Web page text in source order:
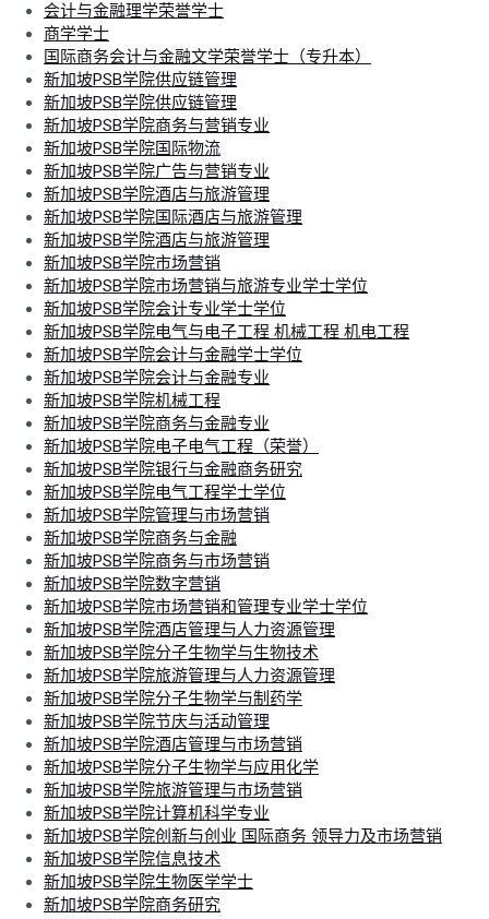
会计与金融理学荣誉学士
商学学士
国际商务会计与金融文学荣誉学士（专升本）
新加坡PSB学院供应链管理
新加坡PSB学院供应链管理
新加坡PSB学院商务与营销专业
新加坡PSB学院国际物流
新加坡PSB学院广告与营销专业
新加坡PSB学院酒店与旅游管理
新加坡PSB学院国际酒店与旅游管理
新加坡PSB学院酒店与旅游管理
新加坡PSB学院市场营销
新加坡PSB学院市场营销与旅游专业学士学位
新加坡PSB学院会计专业学士学位
新加坡PSB学院电气与电子工程 机械工程 机电工程
新加坡PSB学院会计与金融学士学位
新加坡PSB学院会计与金融专业
新加坡PSB学院机械工程
新加坡PSB学院商务与金融专业
新加坡PSB学院电子电气工程（荣誉）
新加坡PSB学院银行与金融商务研究
新加坡PSB学院电气工程学士学位
新加坡PSB学院管理与市场营销
新加坡PSB学院商务与金融
新加坡PSB学院商务与市场营销
新加坡PSB学院数字营销
新加坡PSB学院市场营销和管理专业学士学位
新加坡PSB学院酒店管理与人力资源管理
新加坡PSB学院分子生物学与生物技术
新加坡PSB学院旅游管理与人力资源管理
新加坡PSB学院分子生物学与制药学
新加坡PSB学院节庆与活动管理
新加坡PSB学院酒店管理与市场营销
新加坡PSB学院分子生物学与应用化学
新加坡PSB学院旅游管理与市场营销
新加坡PSB学院计算机科学专业
新加坡PSB学院创新与创业 国际商务 领导力及市场营销
新加坡PSB学院信息技术
新加坡PSB学院生物医学学士
新加坡PSB学院商务研究